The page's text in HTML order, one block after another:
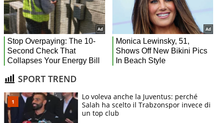
SPORT TREND
Lo voleva anche la Juventus: perché
Salah ha scelto il Trabzonspor invece di
un top club